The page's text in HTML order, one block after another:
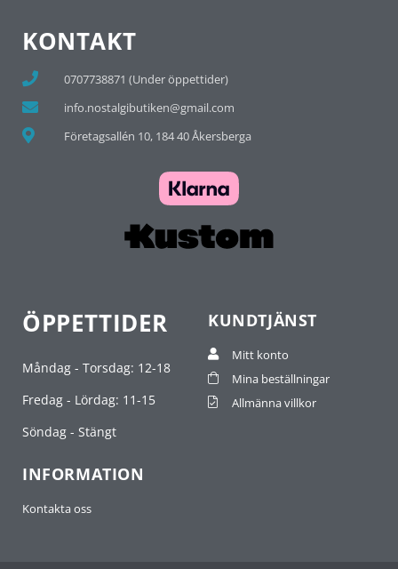
KONTAKT
0707738871 (Under öppettider)
info.nostalgibutiken@gmail.com
Företagsallén 10, 184 40 Åkersberga
ÖPPETTIDER
Måndag - Torsdag: 12-18
Fredag - Lördag: 11-15
Söndag - Stängt
KUNDTJÄNST
Mitt konto
Mina beställningar
Allmänna villkor
INFORMATION
Kontakta oss